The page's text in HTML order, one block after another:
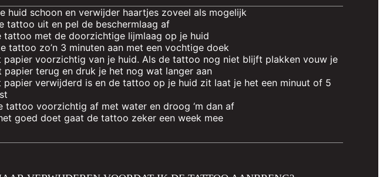
huid schoon en verwijder haartjes zoveel als mogelijk
tattoo uit en pel de beschermlaag af
tattoo met de doorzichtige lijmlaag op je huid
tattoo zo’n 3 minuten aan met een vochtige doek
papier voorzichtig van je huid. Als de tattoo nog niet blijft plakken vouw je
papier terug en druk je het nog wat langer aan
papier verwijderd is en de tattoo op je huid zit laat je het een minuut of 5
tattoo voorzichtig af met water en droog ‘m dan af
goed doet gaat de tattoo zeker een week mee